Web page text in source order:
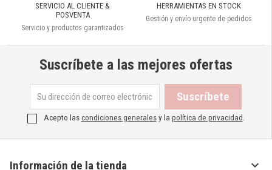
SERVICIO AL CLIENTE &
POSVENTA
Servicio y productos garantizados
HERRAMIENTAS EN STOCK
Gestión y envío urgente de pedidos
Suscríbete a las mejores ofertas
Acepto lascondiciones generalesy la política de privacidad
Información de la tienda 